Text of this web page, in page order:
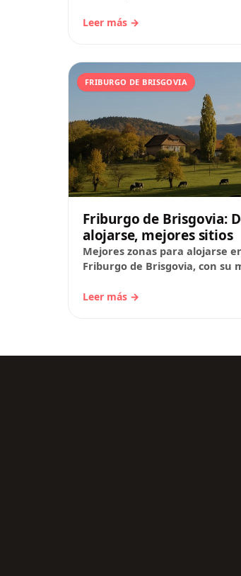
épocas y una…
Leer más →
FRIBURGO DE BRISGOVIA
Friburgo de Brisgovia:
alojarse, mejores sitios
Mejores zonas para alojarse
Friburgo de Brisgovia, con su
diversas zonas para alojarse,…
Leer más →